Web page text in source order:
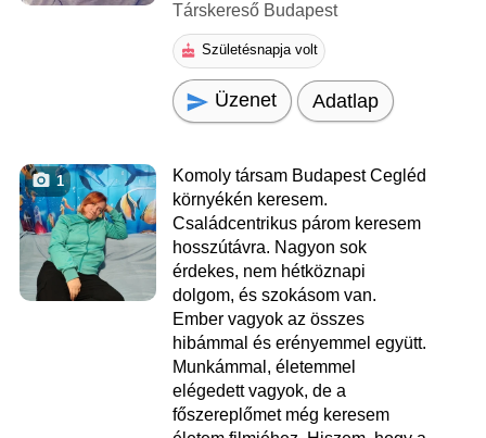
Társkereső Budapest
Születésnapja volt
Üzenet Adatlap
1
Komoly társam Budapest Cegléd
környékén keresem.
Családcentrikus párom keresem
hosszútávra. Nagyon sok
érdekes, nem hétköznapi
dolgom, és szokásom van.
Ember vagyok az összes
hibámmal és erényemmel együtt.
Munkámmal, életemmel
elégedett vagyok, de a
főszereplőmet még keresem